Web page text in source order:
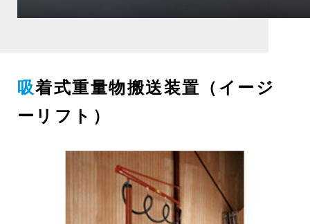
吸着式重量物搬送装置（イージ
ーリフト）